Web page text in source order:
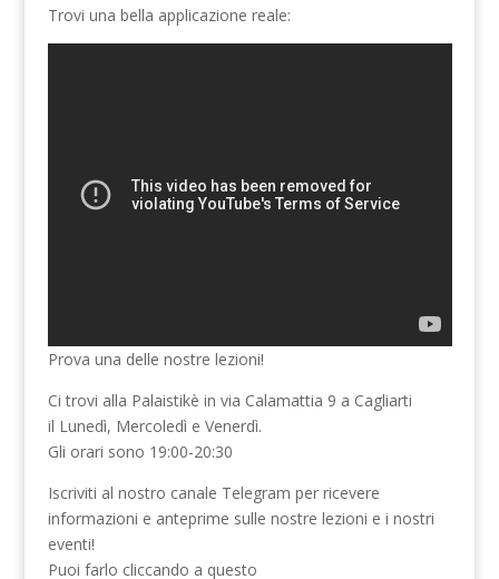
Trovi una bella applicazione reale:
Prova una delle nostre lezioni!
Ci trovi alla Palaistikè in via Calamattia 9 a Cagliarti
il Lunedì, Mercoledì e Venerdì.
Gli orari sono 19:00-20:30
Iscriviti al nostro canale Telegram per ricevere
informazioni e anteprime sulle nostre lezioni e i nostri
eventi!
Puoi farlo cliccando a questo